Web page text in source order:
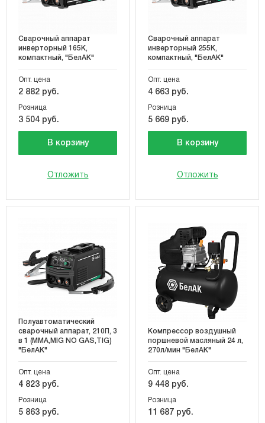
Сварочный аппарат
инверторный 165К,
компактный, "БелАК"
Опт. цена
2 882 руб.
В корзину
Розница
3 504 руб.
Отложить
Сварочный аппарат
инверторный 255К,
компактный, "БелАК"
Опт. цена
4 663 руб.
В корзину
Розница
5 669 руб.
Отложить
Полуавтоматический
сварочный аппарат, 210П, 3
в 1 (MMA,MIG NO GAS,TIG)
"БелАК"
Опт. цена
4 823 руб.
Розница
5 863 руб.
Компрессор воздушный
поршневой масляный 24 л,
270л/мин "БелАК"
Опт. цена
9 448 руб.
Розница
11 687 руб.